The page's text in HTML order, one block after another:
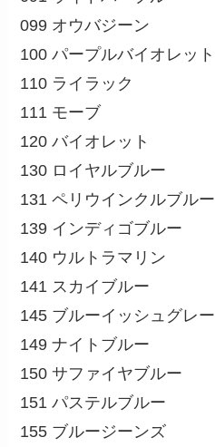
099 オウバジーン
100 パープルバイオレット
110 ライラック
111 モーブ
120 バイオレット
130 ロイヤルブルー
131 ペリウインクルブルー
139 インディゴブルー
140 ウルトラマリン
141 スカイブルー
145 ブルーイッシュグレー
149 ナイトブルー
150 サファイヤブルー
151 パステルブルー
155 ブルージーンズ